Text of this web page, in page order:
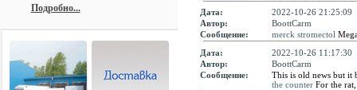
Подробно...
Дата:
2022-10-26 21:25:09
Автор:
BoottCarm
Сообщение:
merck stromectol
Дата:
2022-10-26 11:17:30
Автор:
BoottCarm
Сообщение:
This is old news but it
the counter For the